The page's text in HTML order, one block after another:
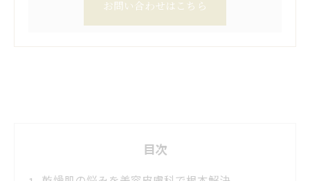
お問い合わせはこちら
目次